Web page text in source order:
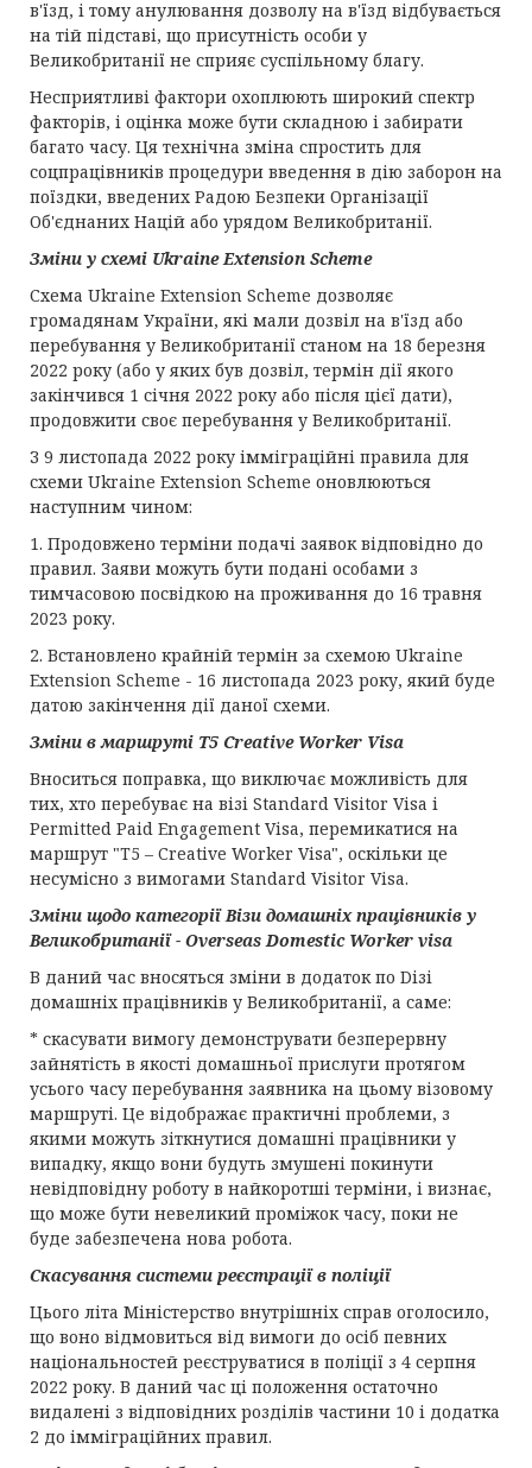
в'їзд, і тому анулювання дозволу на в'їзд відбувається
на тій підставі, що присутність особи у
Великобританії не сприяє суспільному благу.
Несприятливі фактори охоплюють широкий спектр
факторів, і оцінка може бути складною і забирати
багато часу. Ця технічна зміна спростить для
соцпрацівників процедури введення в дію заборон на
поїздки, введених Радою Безпеки Організації
Об'єднаних Націй або урядом Великобританії.
Зміни у схемі Ukraine Extension Scheme
Схема Ukraine Extension Scheme дозволяє
громадянам України, які мали дозвіл на в'їзд або
перебування у Великобританії станом на 18 березня
2022 року (або у яких був дозвіл, термін дії якого
закінчився 1 січня 2022 року або після цієї дати),
продовжити своє перебування у Великобританії.
З 9 листопада 2022 року імміграційні правила для
схеми Ukraine Extension Scheme оновлюються
наступним чином:
1. Продовжено терміни подачі заявок відповідно до
правил. Заяви можуть бути подані особами з
тимчасовою посвідкою на проживання до 16 травня
2023 року.
2. Встановлено крайній термін за схемою Ukraine
Extension Scheme - 16 листопада 2023 року, який буде
датою закінчення дії даної схеми.
Зміни в маршруті T5 Creative Worker Visa
Вноситься поправка, що виключає можливість для
тих, хто перебуває на візі Standard Visitor Visa і
Permitted Paid Engagement Visa, перемикатися на
маршрут "T5 – Creative Worker Visa", оскільки це
несумісно з вимогами Standard Visitor Visa.
Зміни щодо категоріїВізи домашніх працівників у
Великобританії - Оverseas Domestic Worker visa
В даний час вносяться зміни в додаток по Dізі
домашніх працівників у Великобританії, а саме:
* скасувати вимогу демонструвати безперервну
зайнятість в якості домашньої прислуги протягом
усього часу перебування заявника на цьому візовому
маршруті. Це відображає практичні проблеми, з
якими можуть зіткнутися домашні працівники у
випадку, якщо вони будуть змушені покинути
невідповідну роботу в найкоротші терміни, і визнає,
що може бути невеликий проміжок часу, поки не
буде забезпечена нова робота.
Скасування системи реєстрації в поліції
Цього літа Міністерство внутрішніх справ оголосило,
що воно відмовиться від вимоги до осіб певних
національностей реєструватися в поліції з 4 серпня
2022 року. В даний час ці положення остаточно
видалені з відповідних розділів частини 10 і додатка
2 до імміграційних правил.